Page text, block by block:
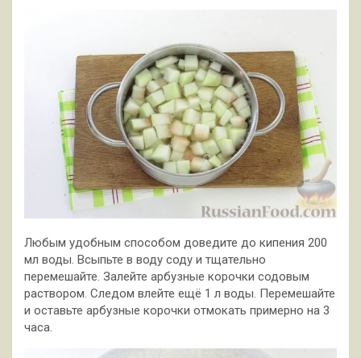
Любым удобным способом доведите до кипения 200
мл воды. Всыпьте в воду соду и тщательно
перемешайте. Залейте арбузные корочки содовым
раствором. Следом влейте ещё 1 л воды. Перемешайте
и оставьте арбузные корочки отмокать примерно на 3
часа.